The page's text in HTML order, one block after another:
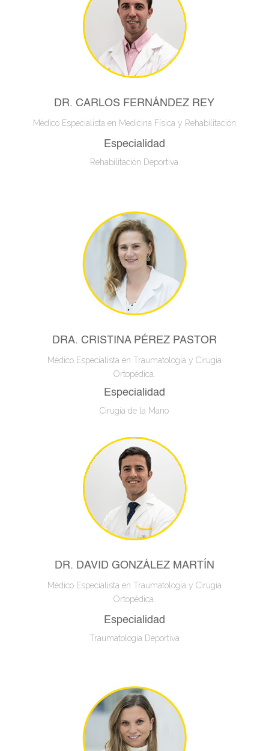
DR. CARLOS FERNÁNDEZ REY
Médico Especialista en Medicina Física y Rehabilitación
Especialidad
Rehabilitación Deportiva
DRA. CRISTINA PÉREZ PASTOR
Médico Especialista en Traumatología y Cirugía
Ortopédica.
Especialidad
Cirugía de la Mano
DR. DAVID GONZÁLEZ MARTÍN
Médico Especialista en Traumatología y Cirugía
Ortopédica.
Especialidad
Traumatología Deportiva